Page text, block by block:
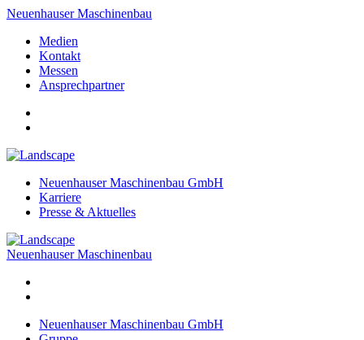
Neuenhauser Maschinenbau
Medien
Kontakt
Messen
Ansprechpartner
Neuenhauser Maschinenbau GmbH
Karriere
Presse & Aktuelles
Neuenhauser Maschinenbau
Neuenhauser Maschinenbau GmbH